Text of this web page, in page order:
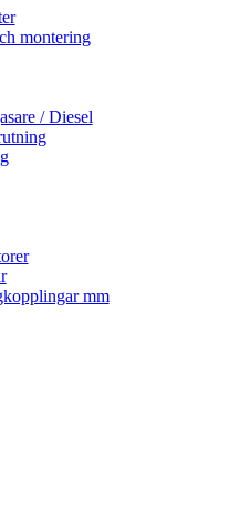
montering
/ Diesel
mm